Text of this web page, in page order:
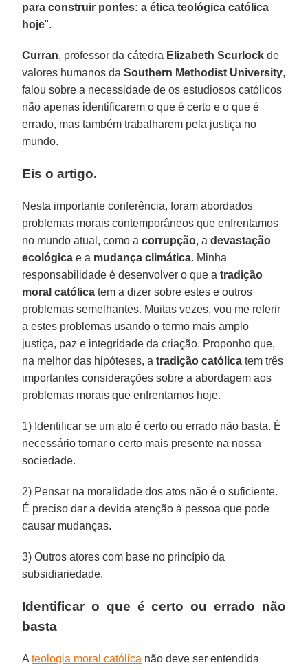
para construir pontes: a ética teológica católica
hoje".
Curran, professor da cátedra Elizabeth Scurlock de
valores humanos daSouthern Methodist University,
falou sobre a necessidade de os estudiosos católicos
não apenas identificarem o que é certo e o que é
errado, mas também trabalharem pela justiça no
mundo.
Eis o artigo.
Nesta importante conferência, foram abordados
problemas morais contemporâneos que enfrentamos
no mundo atual, como acorrupção, adevastação
ecológica e a mudança climática. Minha
responsabilidade é desenvolver o que atradição
moral católica tem a dizer sobre estes e outros
problemas semelhantes. Muitas vezes, vou me referir
a estes problemas usando o termo mais amplo
justiça, paz e integridade da criação. Proponho que,
na melhor das hipóteses, atradição católica tem três
importantes considerações sobre a abordagem aos
problemas morais que enfrentamos hoje.
1) Identificar se um ato é certo ou errado não basta. É
necessário tornar o certo mais presente na nossa
sociedade.
2) Pensar na moralidade dos atos não é o suficiente.
É preciso dar a devida atenção à pessoa que pode
causar mudanças.
3) Outros atores com base no princípio da
subsidiariedade.
Identificar o que é certo ou errado não
basta
Ateologia moral católica não deve ser entendida